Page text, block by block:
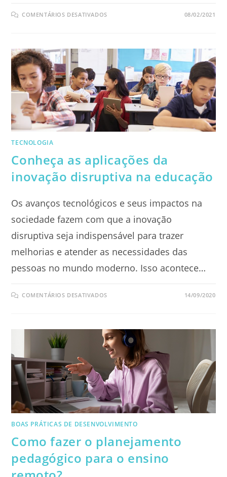
COMENTÁRIOS DESATIVADOSEM
QUE
COMO
ELA
FUNCIONA
08/02/2021
TECNOLOGIA
Conheça as aplicações da
inovação disruptiva na educação
Os avanços tecnológicos e seus impactos na
sociedade fazem com que a inovação
disruptiva seja indispensável para trazer
melhorias e atender as necessidades das
pessoas no mundo moderno. Isso acontece…
COMENTÁRIOS DESATIVADOSEM
INOVAÇÃO
DISRUPTIVA
NA
EDUCAÇÃO
14/09/2020
BOAS PRÁTICAS DE DESENVOLVIMENTO
Como fazer o planejamento
pedagógico para o ensino